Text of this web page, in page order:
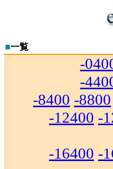
■一覧
-
-
-8400 -8800
-12400 -
-16400 -